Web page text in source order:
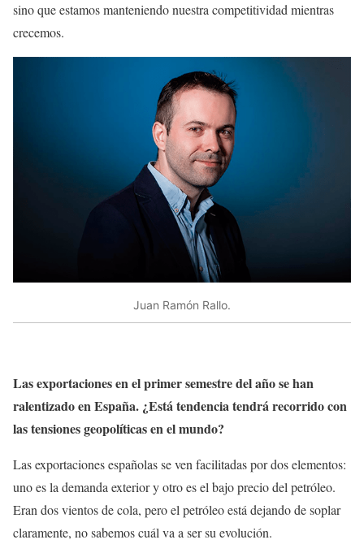
sino que estamos manteniendo nuestra competitividad mientras
crecemos.
Juan Ramón Rallo.
Las exportaciones en el primer semestre del año se han
ralentizado en España. ¿Está tendencia tendrá recorrido con
las tensiones geopolíticas en el mundo?
Las exportaciones españolas se ven facilitadas por dos elementos:
uno es la demanda exterior y otro es el bajo precio del petróleo.
Eran dos vientos de cola, pero el petróleo está dejando de soplar
claramente, no sabemos cuál va a ser su evolución.